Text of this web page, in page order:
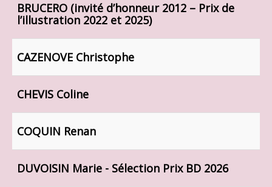
BRUCERO (invité d’honneur 2012 – Prix de
l’illustration 2022 et 2025)
CAZENOVE Christophe
CHEVIS Coline
COQUIN Renan
DUVOISIN Marie - Sélection Prix BD 2026